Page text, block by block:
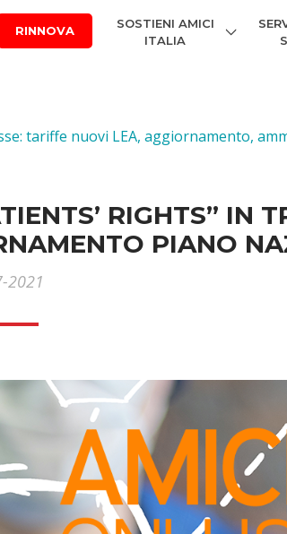
RINNOVA
SOSTIENI AMICI
ITALIA
tariffe nuovi LEA, aggiornamento,
RIGHTS” IN
PIANO
2021